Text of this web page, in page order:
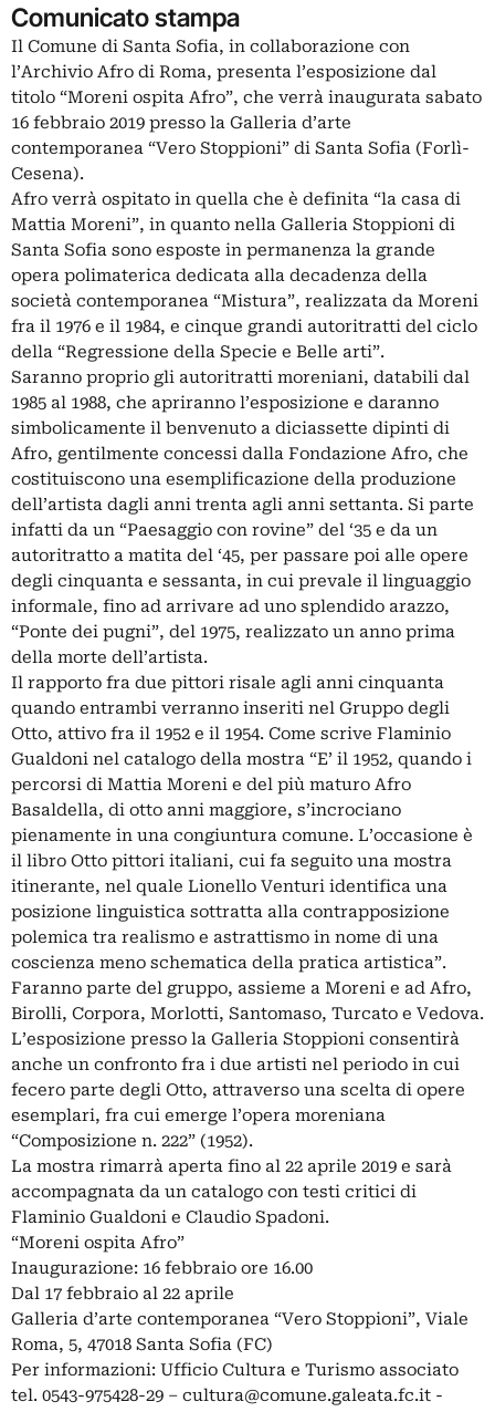
Comunicato stampa
Il Comune di Santa Sofia, in collaborazione con
l’Archivio Afro di Roma, presenta l’esposizione dal
titolo “Moreni ospita Afro”, che verrà inaugurata sabato
16 febbraio 2019 presso la Galleria d’arte
contemporanea “Vero Stoppioni” di Santa Sofia (Forlì-
Cesena).
Afro verrà ospitato in quella che è definita “la casa di
Mattia Moreni”, in quanto nella Galleria Stoppioni di
Santa Sofia sono esposte in permanenza la grande
opera polimaterica dedicata alla decadenza della
società contemporanea “Mistura”, realizzata da Moreni
fra il 1976 e il 1984, e cinque grandi autoritratti del ciclo
della “Regressione della Specie e Belle arti”.
Saranno proprio gli autoritratti moreniani, databili dal
1985 al 1988, che apriranno l’esposizione e daranno
simbolicamente il benvenuto a diciassette dipinti di
Afro, gentilmente concessi dalla Fondazione Afro, che
costituiscono una esemplificazione della produzione
dell’artista dagli anni trenta agli anni settanta. Si parte
infatti da un “Paesaggio con rovine” del ‘35 e da un
autoritratto a matita del ‘45, per passare poi alle opere
degli cinquanta e sessanta, in cui prevale il linguaggio
informale, fino ad arrivare ad uno splendido arazzo,
“Ponte dei pugni”, del 1975, realizzato un anno prima
della morte dell’artista.
Il rapporto fra due pittori risale agli anni cinquanta
quando entrambi verranno inseriti nel Gruppo degli
Otto, attivo fra il 1952 e il 1954. Come scrive Flaminio
Gualdoni nel catalogo della mostra “E’ il 1952, quando i
percorsi di Mattia Moreni e del più maturo Afro
Basaldella, di otto anni maggiore, s’incrociano
pienamente in una congiuntura comune. L’occasione è
il libro Otto pittori italiani, cui fa seguito una mostra
itinerante, nel quale Lionello Venturi identifica una
posizione linguistica sottratta alla contrapposizione
polemica tra realismo e astrattismo in nome di una
coscienza meno schematica della pratica artistica”.
Faranno parte del gruppo, assieme a Moreni e ad Afro,
Birolli, Corpora, Morlotti, Santomaso, Turcato e Vedova.
L’esposizione presso la Galleria Stoppioni consentirà
anche un confronto fra i due artisti nel periodo in cui
fecero parte degli Otto, attraverso una scelta di opere
esemplari, fra cui emerge l’opera moreniana
“Composizione n. 222” (1952).
La mostra rimarrà aperta fino al 22 aprile 2019 e sarà
accompagnata da un catalogo con testi critici di
Flaminio Gualdoni e Claudio Spadoni.
“Moreni ospita Afro”
Inaugurazione: 16 febbraio ore 16.00
Dal 17 febbraio al 22 aprile
Galleria d’arte contemporanea “Vero Stoppioni”, Viale
Roma, 5, 47018 Santa Sofia (FC)
Per informazioni: Ufficio Cultura e Turismo associato
tel. 0543-975428-29 – cultura@comune.galeata.fc.it -